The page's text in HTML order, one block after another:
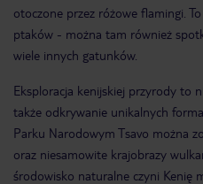
otoczone przez różowe flamingi.
ptaków - można tam również
wiele innych gatunków​.
Eksploracja kenijskiej przyrody to
także odkrywanie unikalnych
Parku Narodowym Tsavo można
oraz niesamowite krajobrazy
środowisko naturalne czyni Kenię